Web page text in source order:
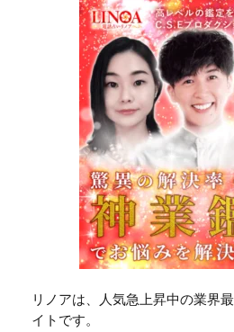
リノアは、人気急上昇中の業界
イトです。